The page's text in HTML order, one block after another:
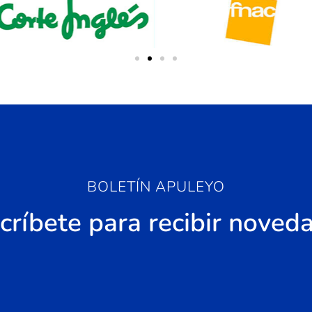
BOLETÍN APULEYO
para recibir